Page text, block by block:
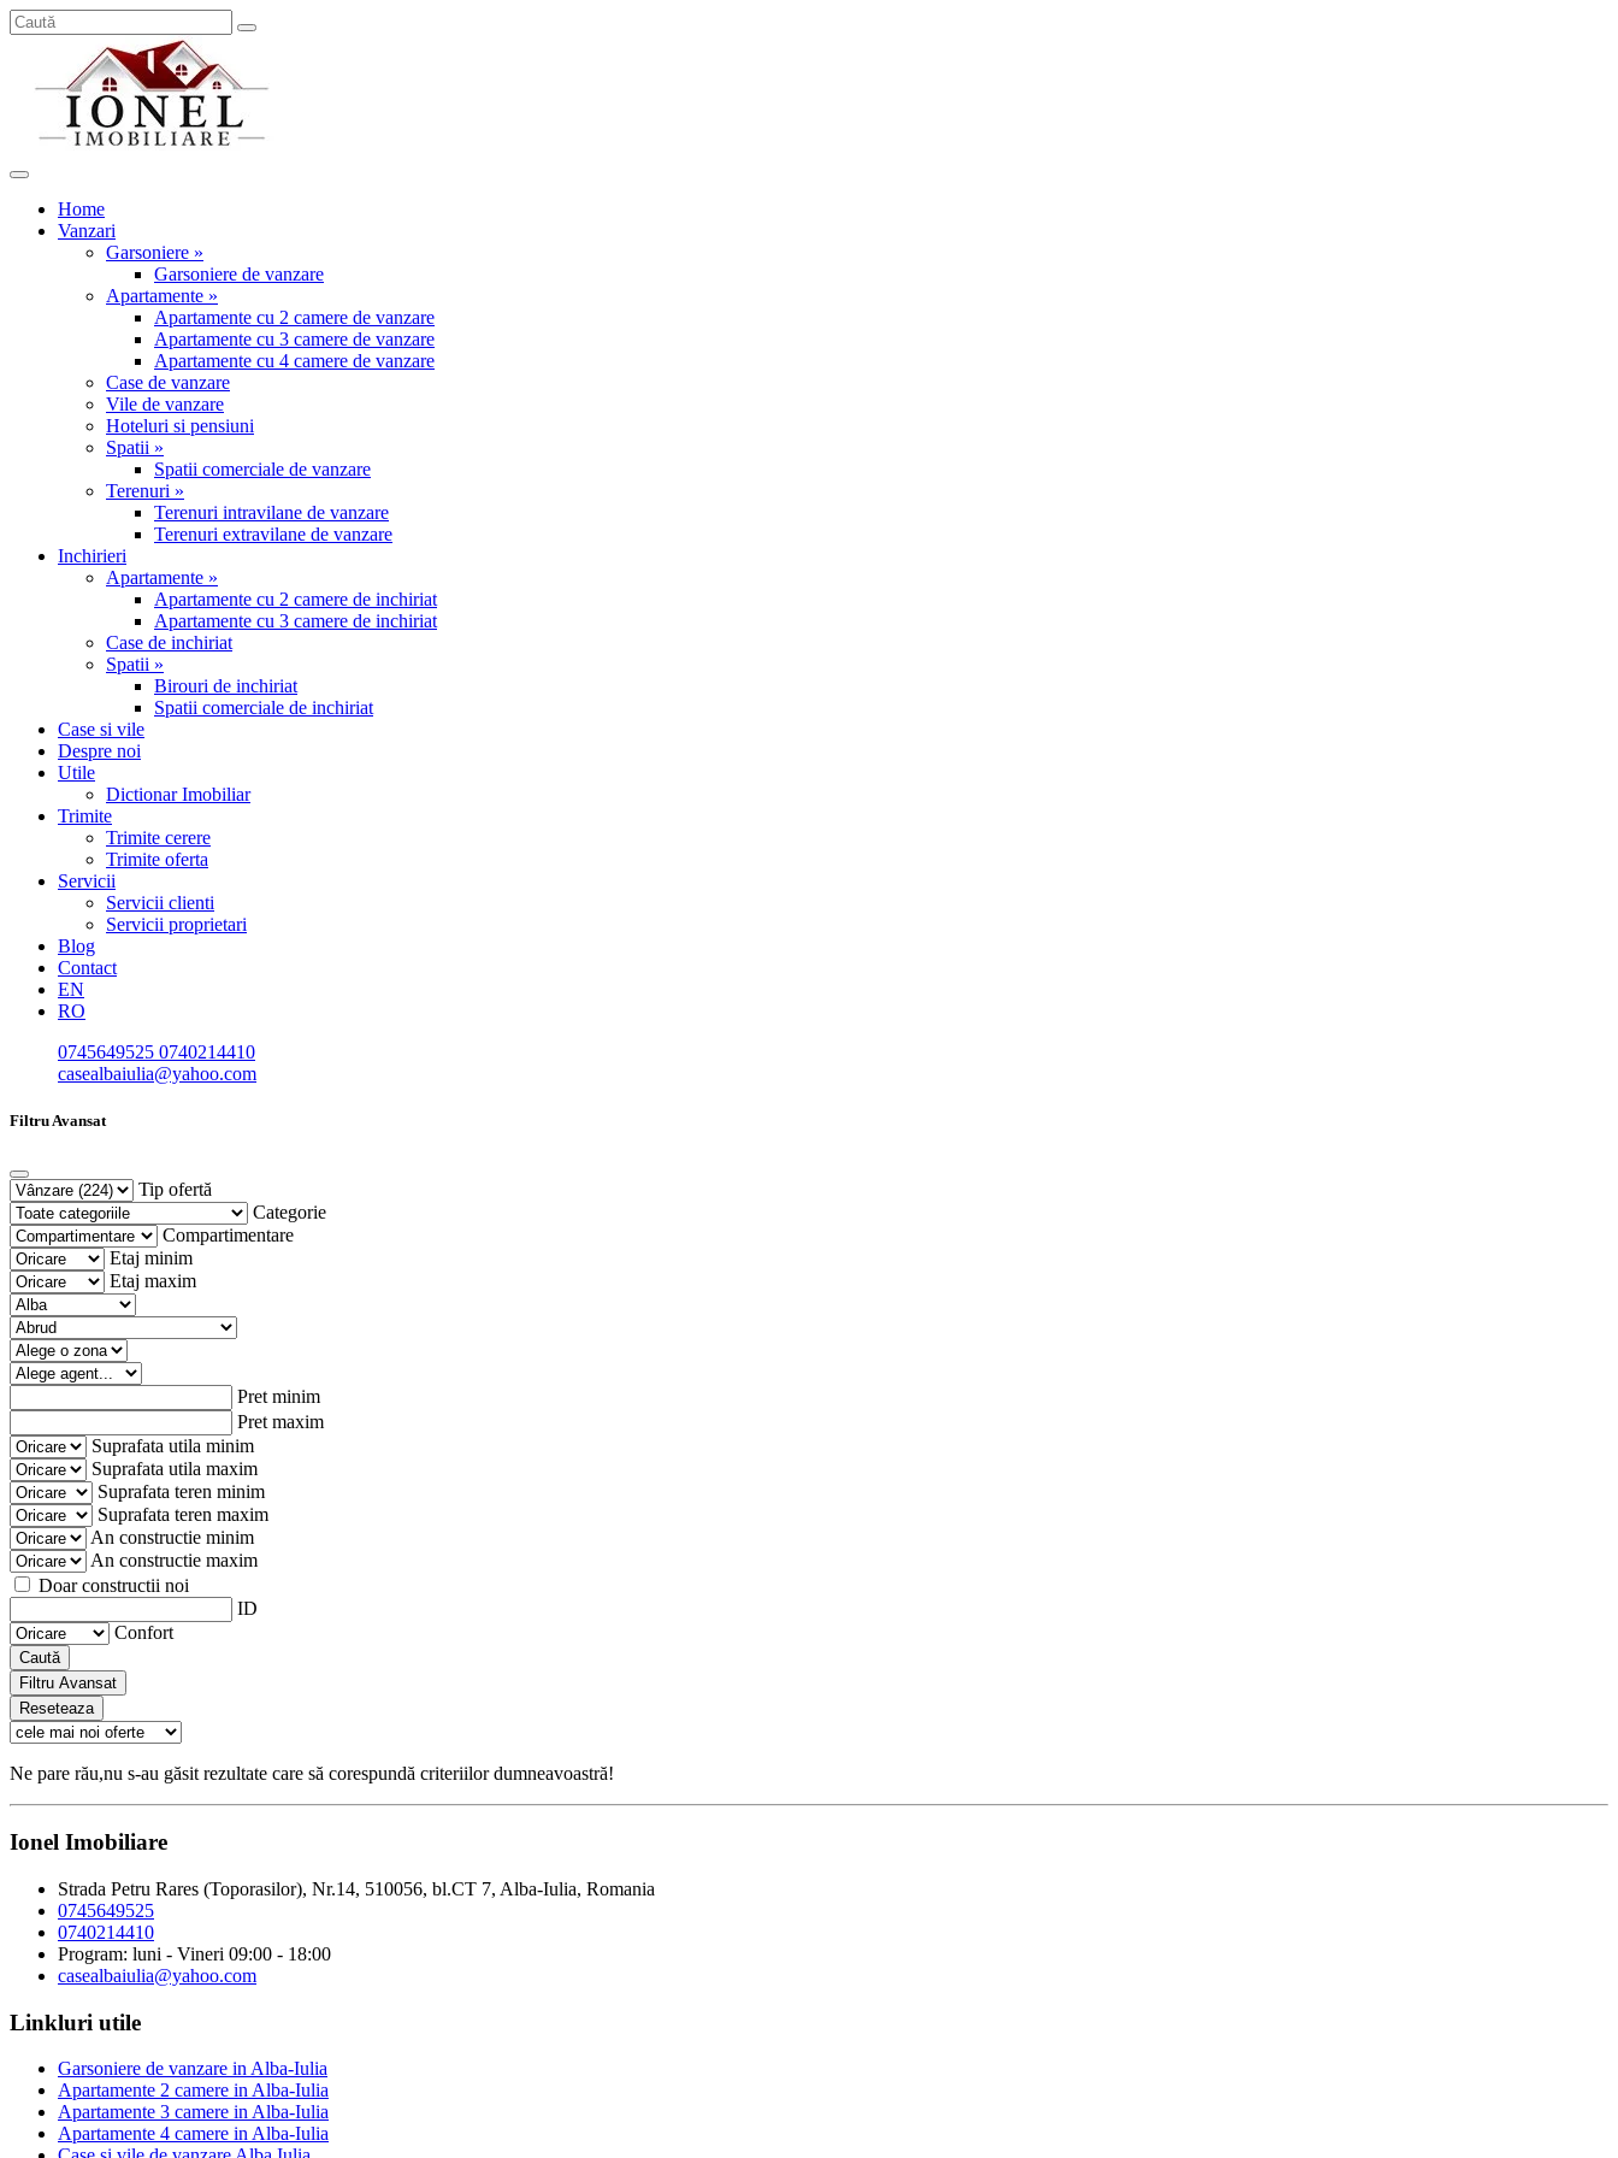
Home
Vanzari
Garsoniere »
Garsoniere de vanzare
Apartamente »
Apartamente cu 2 camere de vanzare
Apartamente cu 3 camere de vanzare
Apartamente cu 4 camere de vanzare
Case de vanzare
Vile de vanzare
Hoteluri si pensiuni
Spatii »
Spatii comerciale de vanzare
Terenuri »
Terenuri intravilane de vanzare
Terenuri extravilane de vanzare
Inchirieri
Apartamente »
Apartamente cu 2 camere de inchiriat
Apartamente cu 3 camere de inchiriat
Case de inchiriat
Spatii »
Birouri de inchiriat
Spatii comerciale de inchiriat
Case si vile
Despre noi
Utile
Dictionar Imobiliar
Trimite
Trimite cerere
Trimite oferta
Servicii
Servicii clienti
Servicii proprietari
Blog
Contact
EN
RO
0745649525 0740214410
casealbaiulia@yahoo.com
Filtru Avansat
Tip ofertă
Categorie
Compartimentare
Etaj minim
Etaj maxim
Pret minim
Pret maxim
Suprafata utila minim
Suprafata utila maxim
Suprafata teren minim
Suprafata teren maxim
An constructie minim
An constructie maxim
Doar constructii noi
ID
Confort
Caută
Filtru Avansat
Reseteaza
Ne pare rău,nu s-au găsit rezultate care să corespundă criteriilor dumneavoastră!
Ionel Imobiliare
Strada Petru Rares (Toporasilor), Nr.14, 510056, bl.CT 7, Alba-Iulia, Romania
0745649525
0740214410
Program: luni - Vineri 09:00 - 18:00
casealbaiulia@yahoo.com
Linkluri utile
Garsoniere de vanzare in Alba-Iulia
Apartamente 2 camere in Alba-Iulia
Apartamente 3 camere in Alba-Iulia
Apartamente 4 camere in Alba-Iulia